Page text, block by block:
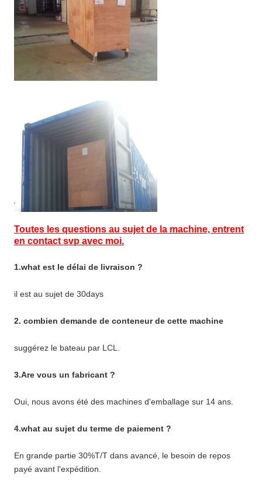
Toutes les questions au sujet de la machine, entrent
en contact svp avec moi.
1.what est le délai de livraison ?
il est au sujet de 30days
2. combien demande de conteneur de cette machine
suggérez le bateau par LCL.
3.Are vous un fabricant ?
Oui, nous avons été des machines d'emballage sur 14 ans.
4.what au sujet du terme de paiement ?
En grande partie 30%T/T dans avancé, le besoin de repos
payé avant l'expédition.